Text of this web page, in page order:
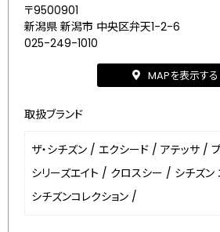
〒9500901
新潟県 新潟市 中央区弁天1-2-6
025-249-1010
MAPを表示する
取扱ブランド
ザ・シチズン / エクシード / アテッサ /
シリーズエイト / クロスシー / シチズン
シチズンコレクション /